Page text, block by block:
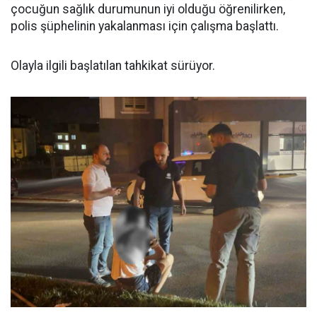
çocuğun sağlık durumunun iyi olduğu öğrenilirken,
polis şüphelinin yakalanması için çalışma başlattı.
Olayla ilgili başlatılan tahkikat sürüyor.